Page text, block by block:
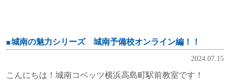
城南の魅力シリーズ 城南予備校オンライン編！！
2024.07.15
こんにちは！城南コベッツ横浜高島町駅前教室です！